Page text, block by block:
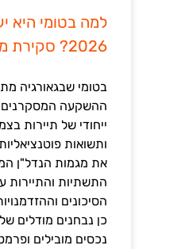
למה בטומי
2026? סקירת מגמות נדל"ן מעמיקה
בטומי שבגאורגיה
ייחודי של תיירות
ותשואות
את מגמות הנדל"ן
התשתיות והתיירות
הסיכונים
כן נבחנים מודלים
נכסים מובילים